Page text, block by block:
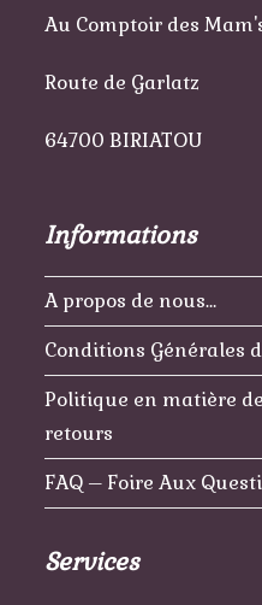
Au Comptoir des
Route de Garlatz
64700 BIRIATOU
Informations
A propos de nous…
Conditions Générales
Politique en matière
retours
FAQ – Foire Aux
Services